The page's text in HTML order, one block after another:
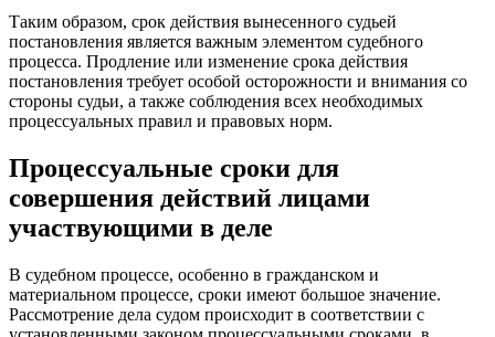
Таким образом, срок действия вынесенного судьей
постановления является важным элементом судебного
процесса. Продление или изменение срока действия
постановления требует особой осторожности и внимания со
стороны судьи, а также соблюдения всех необходимых
процессуальных правил и правовых норм.
Процессуальные сроки для
совершения действий лицами
участвующими в деле
В судебном процессе, особенно в гражданском и
материальном процессе, сроки имеют большое значение.
Рассмотрение дела судом происходит в соответствии с